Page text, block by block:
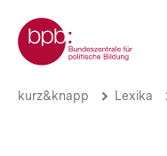
zum
Seiteninhalt
springen
Zur Startseite der bpb
Marktmacht
kurz&knapp Lexika